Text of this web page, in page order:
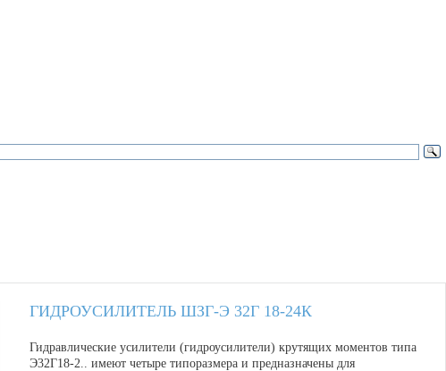
ГИДРОУСИЛИТЕЛЬ ШЗГ-Э 32Г 18-24К
Гидравлические усилители (гидроусилители) крутящих моментов типа
Э32Г18-2.. имеют четыре типоразмера и предназначены для